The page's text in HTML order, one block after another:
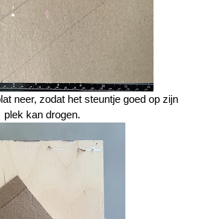
neer, zodat het steuntje goed op zijn
plek kan drogen.